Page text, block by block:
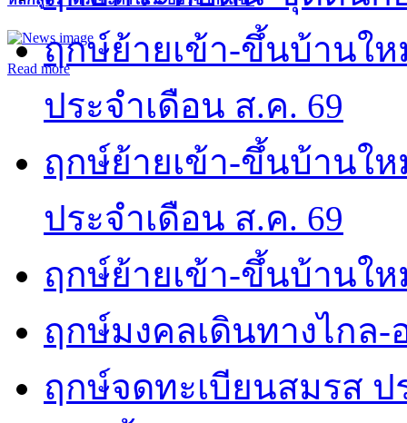
Read moreฤกษ์ย้ายเข้า-ขึ้นบ้านใ
ประจำเดือน ส.ค. 69
ฤกษ์ย้ายเข้า-ขึ้นบ้านใ
ประจำเดือน ส.ค. 69
ฤกษ์ย้ายเข้า-ขึ้นบ้านให
ฤกษ์มงคลเดินทางไกล-
ฤกษ์จดทะเบียนสมรส ป